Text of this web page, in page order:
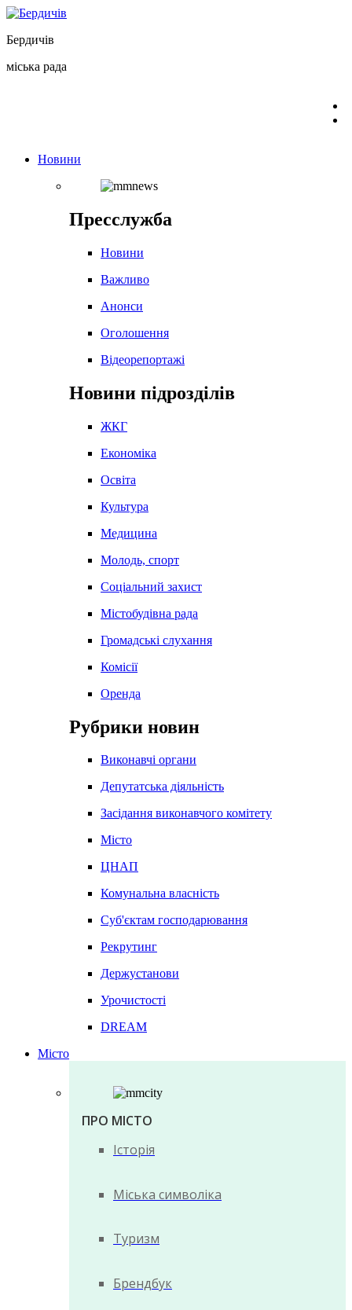
Перейти
вмісту
Бердичів
міська рада
Новини
Пресслужба
Новини
Важливо
Анонси
Оголошення
Відеорепортажі
Новини підрозділів
ЖКГ
Економіка
Освіта
Культура
Медицина
Молодь, спорт
Соціальний захист
Містобудівна рада
Громадські слухання
Комісії
Оренда
Рубрики новин
Виконавчі органи
Депутатська діяльність
Засідання виконавчого комітету
Місто
ЦНАП
Комунальна власність
Суб'єктам господарювання
Рекрутинг
Держустанови
Урочистості
DREAM
Місто
ПРО МІСТО
Історія
Міська символіка
Туризм
Брендбук